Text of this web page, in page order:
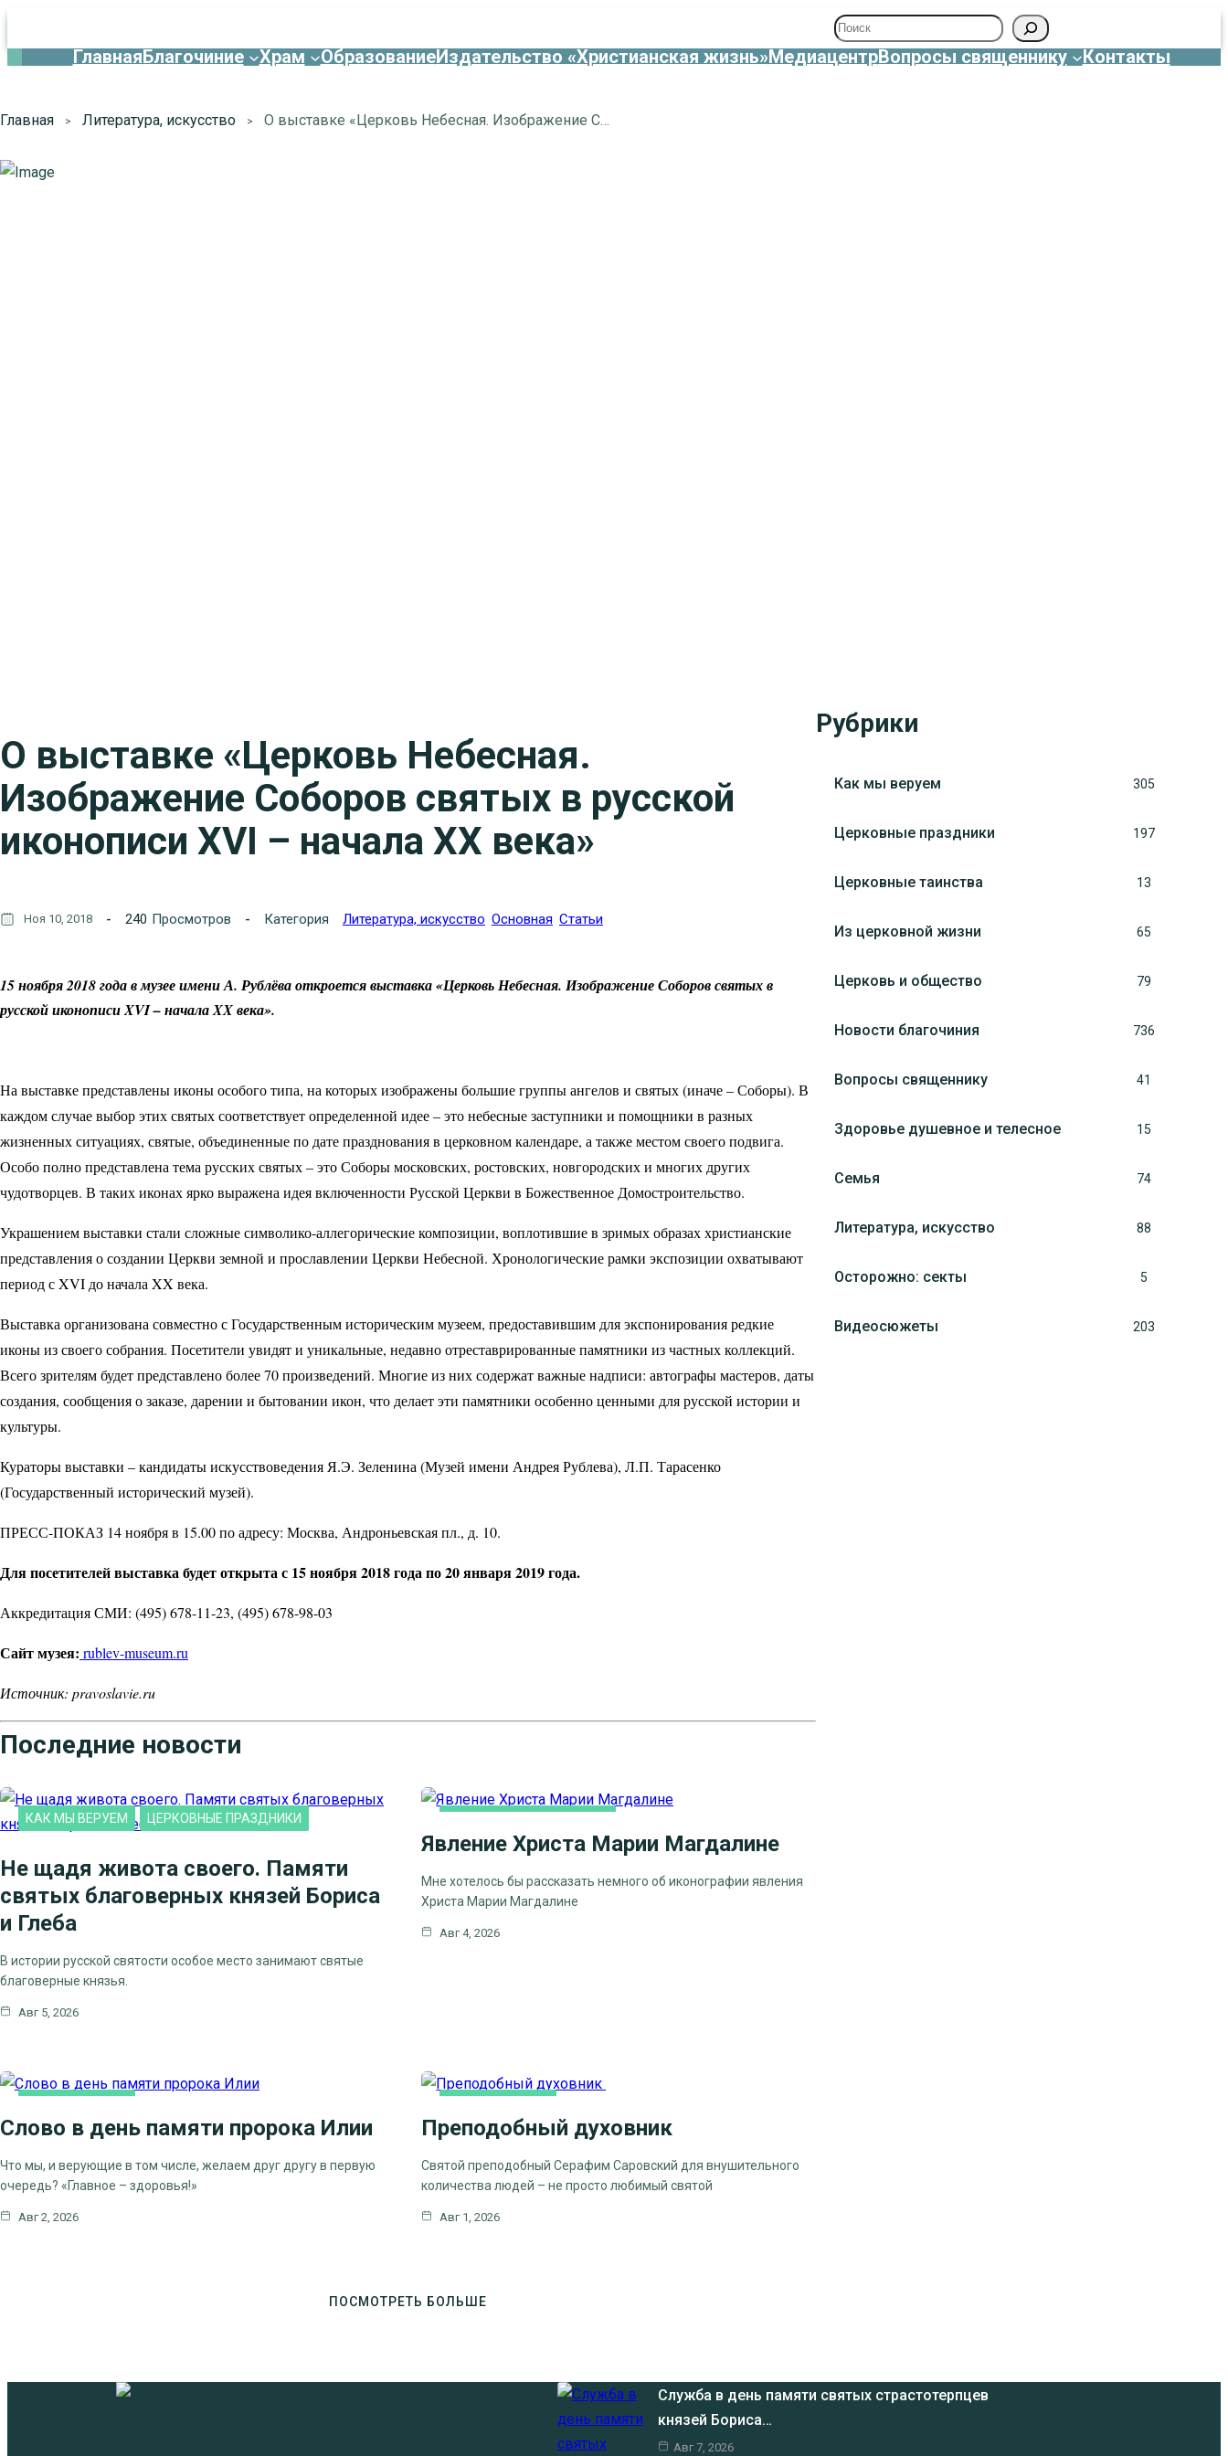
Поиск
ГлавнаяБлагочиние Храм ОбразованиеИздательство «Христианская жизнь»МедиацентрВопросы священнику Контакты
Главная Литература, искуcство О выставке «Церковь Небесная. Изображение Соборов святых в русской иконописи XVI – начала XX века»
О выставке «Церковь Небесная.
Изображение Соборов святых в русской
иконописи XVI – начала XX века»
Ноя 10, 2018 240 Просмотров Категория Литература, искуcство Основная Статьи
15 ноября 2018 года в музее имени А. Рублёва откроется выставка «Церковь Небесная. Изображение Соборов святых в
русской иконописи XVI – начала XX века».
На выставке представлены иконы особого типа, на которых изображены большие группы ангелов и святых (иначе – Соборы). В
каждом случае выбор этих святых соответствует определенной идее – это небесные заступники и помощники в разных
жизненных ситуациях, святые, объединенные по дате празднования в церковном календаре, а также местом своего подвига.
Особо полно представлена тема русских святых – это Соборы московских, ростовских, новгородских и многих других
чудотворцев. В таких иконах ярко выражена идея включенности Русской Церкви в Божественное Домостроительство.
Украшением выставки стали сложные символико-аллегорические композиции, воплотившие в зримых образах христианские
представления о создании Церкви земной и прославлении Церкви Небесной. Хронологические рамки экспозиции охватывают
период с XVI до начала XX века.
Выставка организована совместно с Государственным историческим музеем, предоставившим для экспонирования редкие
иконы из своего собрания. Посетители увидят и уникальные, недавно отреставрированные памятники из частных коллекций.
Всего зрителям будет представлено более 70 произведений. Многие из них содержат важные надписи: автографы мастеров, даты
создания, сообщения о заказе, дарении и бытовании икон, что делает эти памятники особенно ценными для русской истории и
культуры.
Кураторы выставки – кандидаты искусствоведения Я.Э. Зеленина (Музей имени Андрея Рублева), Л.П. Тарасенко
(Государственный исторический музей).
ПРЕСС-ПОКАЗ 14 ноября в 15.00 по адресу: Москва, Андроньевская пл., д. 10.
Для посетителей выставка будет открыта с 15 ноября 2018 года по 20 января 2019 года.
Аккредитация СМИ: (495) 678-11-23, (495) 678-98-03
Сайт музея: rublev-museum.ru
Источник: pravoslavie.ru
Последние новости
КАК МЫ ВЕРУЕМ ЦЕРКОВНЫЕ ПРАЗДНИКИ
Не щадя живота своего. Памяти
святых благоверных князей Бориса
и Глеба
В истории русской святости особое место занимают святые
благоверные князья.
Авг 5, 2026
Явление Христа Марии Магдалине
Мне хотелось бы рассказать немного об иконографии явления
Христа Марии Магдалине
Авг 4, 2026
ЦЕРКОВНЫЕ ПРАЗДНИКИ
Слово в день памяти пророка Илии
Что мы, и верующие в том числе, желаем друг другу в первую
очередь? «Главное – здоровья!»
Авг 2, 2026
ЦЕРКОВНЫЕ
Преподобный духовник
Святой преподобный Серафим Саровский для внушительного
количества людей – не просто любимый святой
Авг 1, 2026
ПОСМОТРЕТЬ БОЛЬШЕ
Рубрики
Как мы веруем 305
Церковные праздники 197
Церковные таинства 13
Из церковной жизни 65
Церковь и общество 79
Новости благочиния 736
Вопросы священнику 41
Здоровье душевное и телесное 15
Семья 74
Литература, искуcство 88
Осторожно: секты 5
Видеосюжеты 203
Служба в день памяти святых страстотерпцев
князей Бориса…
Авг 7, 2026